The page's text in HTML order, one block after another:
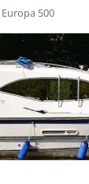
Europa 500